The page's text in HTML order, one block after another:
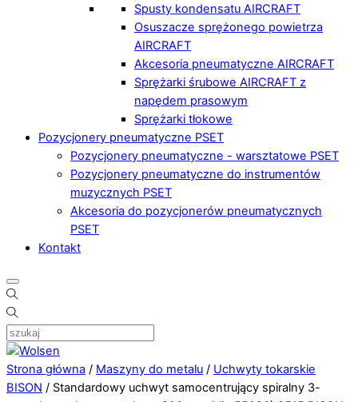
Spusty kondensatu AIRCRAFT
Osuszacze sprężonego powietrza
AIRCRAFT
Akcesoria pneumatyczne AIRCRAFT
Sprężarki śrubowe AIRCRAFT z
napędem prasowym
Sprężarki tłokowe
Pozycjonery pneumatyczne PSET
Pozycjonery pneumatyczne - warsztatowe PSET
Pozycjonery pneumatyczne do instrumentów
muzycznych PSET
Akcesoria do pozycjonerów pneumatycznych
PSET
Kontakt
Strona główna / Maszyny do metalu / Uchwyty tokarskie
BISON / Standardowy uchwyt samocentrujący spiralny 3-